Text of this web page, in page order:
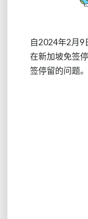
自2024年2月9
在新加坡免签
签停留的问题。